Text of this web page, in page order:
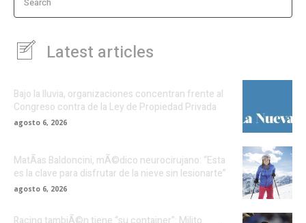
Latest articles
Bajo la lluvia, organizaciones concentran frente al
Congreso contra de la Ley de Propiedad Privada
agosto 6, 2026
MatÃ­as Baldoncini, mÃ©dico neurocirujano: “Esta
es la clave para disfrutar de la nieve sin lesionarte”
agosto 6, 2026